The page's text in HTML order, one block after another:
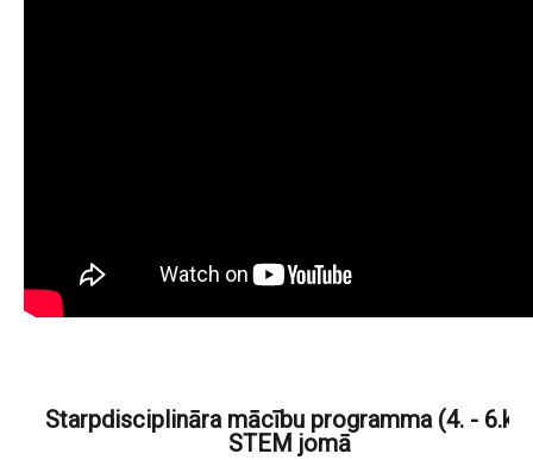
Starpdisciplināra mācību programma (4. - 6.kl.)
STEM jomā